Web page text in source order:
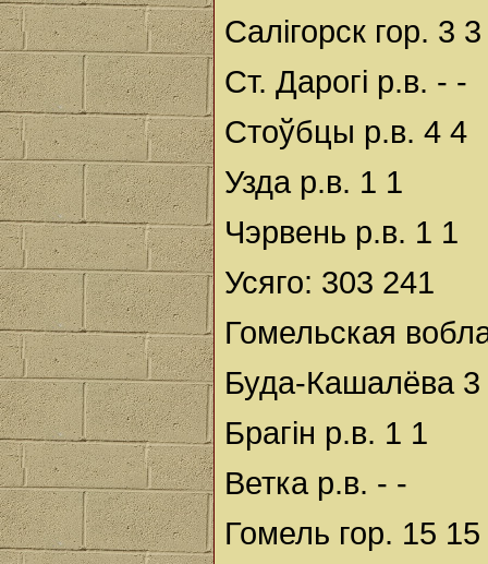
Салігорск гор. 3 3
Ст. Дарогі р.в. - -
Стоўбцы р.в. 4 4
Узда р.в. 1 1
Чэрвень р.в. 1 1
Усяго: 303 241
Гомельская
Буда-Кашалёва 3
Брагін р.в. 1 1
Ветка р.в. - -
Гомель гор. 15 15